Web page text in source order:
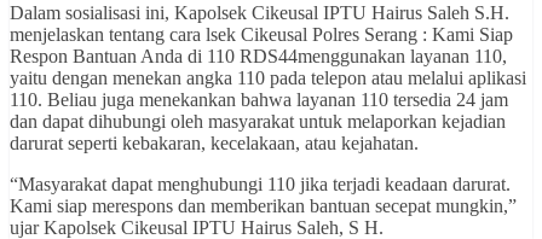
Dalam sosialisasi ini, Kapolsek Cikeusal IPTU Hairus Saleh S.H.
menjelaskan tentang cara lsek Cikeusal Polres Serang : Kami Siap
Respon Bantuan Anda di 110 RDS44menggunakan layanan 110,
yaitu dengan menekan angka 110 pada telepon atau melalui aplikasi
110. Beliau juga menekankan bahwa layanan 110 tersedia 24 jam
dan dapat dihubungi oleh masyarakat untuk melaporkan kejadian
darurat seperti kebakaran, kecelakaan, atau kejahatan.
“Masyarakat dapat menghubungi 110 jika terjadi keadaan darurat.
Kami siap merespons dan memberikan bantuan secepat mungkin,”
ujar Kapolsek Cikeusal IPTU Hairus Saleh, S H.